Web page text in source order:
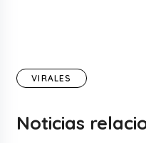
VIRALES
Noticias